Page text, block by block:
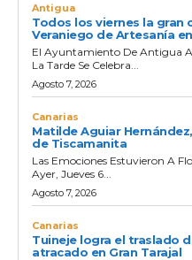
Antigua
Todos los viernes la gran
Veraniego de Artesanía
El Ayuntamiento De Antigua
La Tarde Se Celebra...
Agosto 7, 2026
Canarias
Matilde Aguiar
de Tiscamanita
Las Emociones Estuvieron A
Ayer, Jueves 6...
Agosto 7, 2026
Canarias
Tuineje logra el traslado
atracado en Gran Tarajal